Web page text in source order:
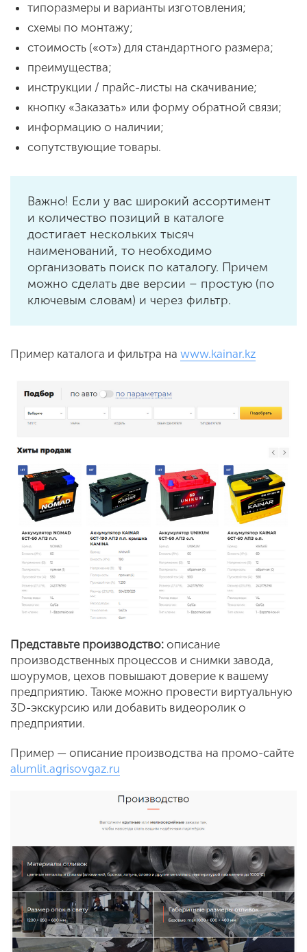
типоразмеры и варианты изготовления;
схемы по монтажу;
стоимость («от») для стандартного размера;
преимущества;
инструкции / прайс-листы на скачивание;
кнопку «Заказать» или форму обратной связи;
информацию о наличии;
сопутствующие товары.
Важно! Если у вас широкий ассортимент
и количество позиций в каталоге
достигает нескольких тысяч
наименований, то необходимо
организовать поиск по каталогу. Причем
можно сделать две версии – простую (по
ключевым словам) и через фильтр.
Пример каталога и фильтра на www.kainar.kz
Представьтепроизводство: описание
производственных процессов и снимки завода,
шоурумов, цехов повышают доверие к вашему
предприятию. Также можно провести виртуальную
3D-экскурсию или добавить видеоролик о
предприятии.
Пример — описание производства на промо-сайте
alumlit.agrisovgaz.ru